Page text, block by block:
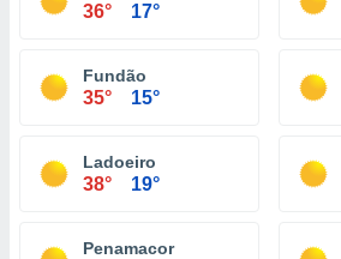
36° 17°
Fundão
35° 15°
Ladoeiro
38° 19°
Penamacor